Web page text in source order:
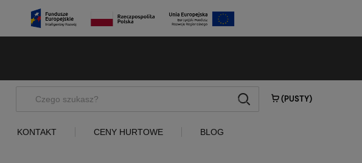
(PUSTY)
szukaj
KONTAKT CENY HURTOWE BLOG